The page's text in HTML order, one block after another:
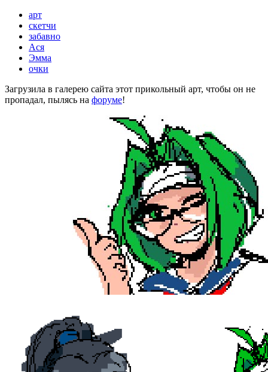
арт
скетчи
забавно
Ася
Эмма
очки
Загрузила в галерею сайта этот прикольный арт, чтобы он не
пропадал, пылясь на форуме!